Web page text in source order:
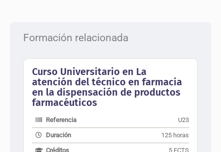
Formación relacionada
Curso Universitario en La
atención del técnico en farmacia
en la dispensación de productos
farmacéuticos
Referencia U23
Duración 125 horas
Créditos 5 ECTS